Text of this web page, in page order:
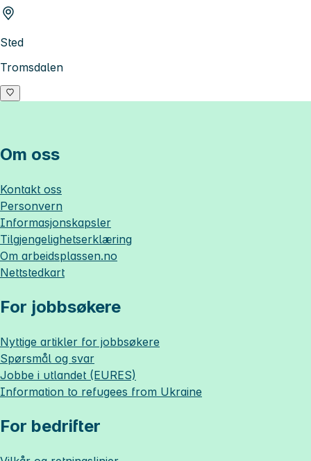
Sted
Tromsdalen
Om oss
Kontakt oss
Personvern
Informasjonskapsler
Tilgjengelighetserklæring
Om arbeidsplassen.no
Nettstedkart
For jobbsøkere
Nyttige artikler for jobbsøkere
Spørsmål og svar
Jobbe i utlandet (EURES)
Information to refugees from Ukraine
For bedrifter